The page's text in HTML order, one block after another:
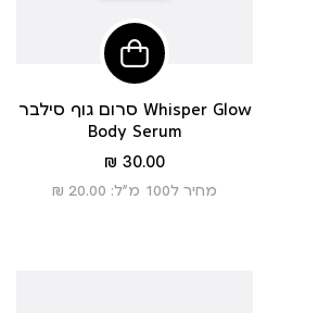
הוסיפי
לסל
סרום גוף סילבר Whisper Glow
Body Serum
מחיר
מוצר
30.00 ₪
מחיר ל100 מ”ל: 20.00 ₪